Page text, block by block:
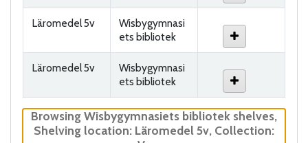
Läromedel 5v
Wisbygymnasi
ets bibliotek
Läromedel 5v
Wisbygymnasi
ets bibliotek
Browsing Wisbygymnasiets bibliotek shelves,
Shelving location: Läromedel 5v, Collection: